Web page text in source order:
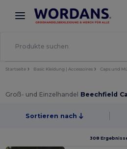
× Wordans App
Bessere Preise in der App!
Startseite Basic Kleidung | Accessoires Caps und
Groß- und Einzelhandel Beechfield
Sortieren nach
308